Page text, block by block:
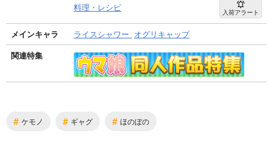
料理・レシピ 入荷アラート
メインキャラ ライスシャワー オグリキャップ
関連特集
# ケモノ # ギャグ # ほのぼの